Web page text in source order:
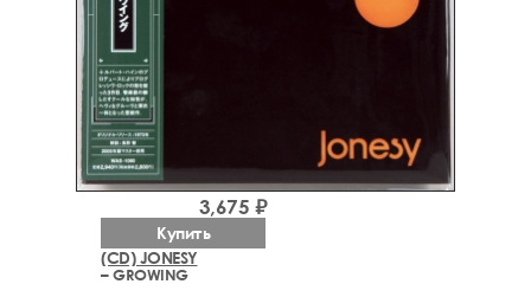
(CD) JONESY
– GROWING
3,675 ₽
Купить